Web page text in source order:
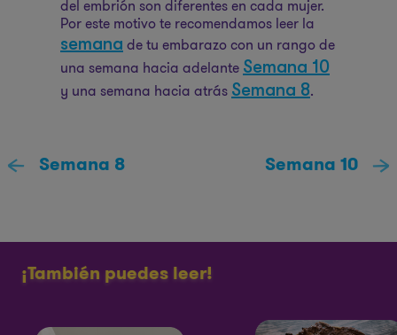
del embrión son diferentes en cada mujer.
Por este motivo te recomendamos leer la
semana de tu embarazo con un rango de
una semana hacia adelante Semana 10
y una semana hacia atrás Semana 8.
Semana 8 Semana 10
¡También puedes leer!